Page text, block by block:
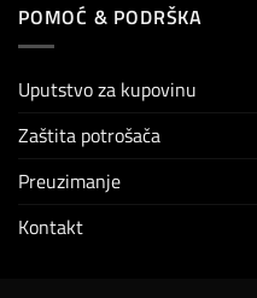
POMOĆ & PODRŠKA
Uputstvo za kupovinu
Zaštita potrošača
Preuzimanje
Kontakt